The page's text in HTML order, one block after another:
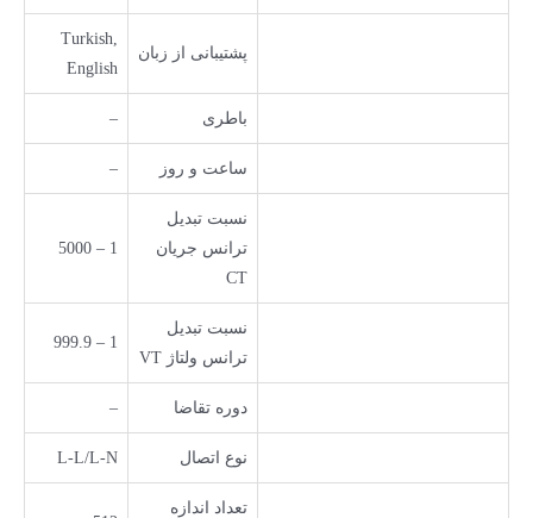
پشتیبانی از زبان
Turkish,
English
باطری –
ساعت و روز –
نسبت تبدیل
ترانس جریان
CT
1 – 5000
نسبت تبدیل
ترانس ولتاژ VT
1 – 999.9
دوره تقاضا –
نوع اتصال L-L/L-N
تعداد اندازه